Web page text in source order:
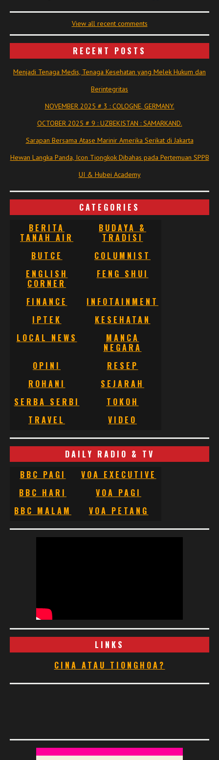
View all recent comments
RECENT POSTS
Menjadi Tenaga Medis, Tenaga Kesehatan yang Melek Hukum dan
Berintegritas
NOVEMBER 2025 # 3 : COLOGNE, GERMANY.
OCTOBER 2025 # 9 : UZBEKISTAN : SAMARKAND.
Sarapan Bersama Atase Marinir Amerika Serikat di Jakarta
Hewan Langka Panda, Icon Tiongkok Dibahas pada Pertemuan SPPB
UI & Hubei Academy
CATEGORIES
BERITA
TANAH AIR
BUDAYA &
TRADISI
BUTCE
COLUMNIST
ENGLISH
CORNER
FENG SHUI
FINANCE
INFOTAINMENT
IPTEK
KESEHATAN
LOCAL NEWS
MANCA
NEGARA
OPINI
RESEP
ROHANI
SEJARAH
SERBA SERBI
TOKOH
TRAVEL
VIDEO
DAILY RADIO & TV
BBC PAGI
VOA EXECUTIVE
BBC HARI
VOA PAGI
BBC MALAM
VOA PETANG
LINKS
CINA ATAU TIONGHOA?